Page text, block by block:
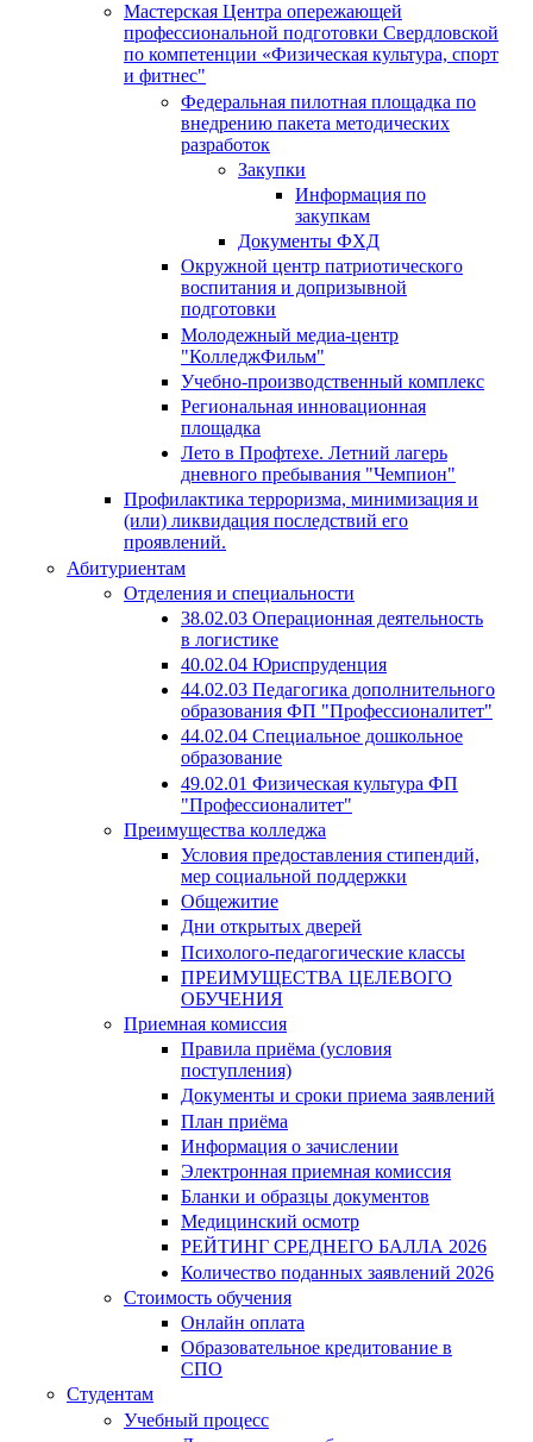
Мастерская Центра опережающей
профессиональной подготовки Свердловской
по компетенции «Физическая культура, спорт
и фитнес"
Федеральная пилотная площадка по
внедрению пакета методических
разработок
Закупки
Информация по
закупкам
Документы ФХД
Окружной центр патриотического
воспитания и допризывной
подготовки
Молодежный медиа-центр
"КолледжФильм"
Учебно-производственный комплекс
Региональная инновационная
площадка
Лето в Профтехе. Летний лагерь
дневного пребывания "Чемпион"
Профилактика терроризма, минимизация и
(или) ликвидация последствий его
проявлений.
Абитуриентам
Отделения и специальности
38.02.03 Операционная деятельность
в логистике
40.02.04 Юриспруденция
44.02.03 Педагогика дополнительного
образования ФП "Профессионалитет"
44.02.04 Специальное дошкольное
образование
49.02.01 Физическая культура ФП
"Профессионалитет"
Преимущества колледжа
Условия предоставления стипендий,
мер социальной поддержки
Общежитие
Дни открытых дверей
Психолого-педагогические классы
ПРЕИМУЩЕСТВА ЦЕЛЕВОГО
ОБУЧЕНИЯ
Приемная комиссия
Правила приёма (условия
поступления)
Документы и сроки приема заявлений
План приёма
Информация о зачислении
Электронная приемная комиссия
Бланки и образцы документов
Медицинский осмотр
РЕЙТИНГ СРЕДНЕГО БАЛЛА 2026
Количество поданных заявлений 2026
Стоимость обучения
Онлайн оплата
Образовательное кредитование в
СПО
Студентам
Учебный процесс